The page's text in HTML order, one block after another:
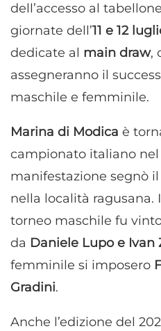
dell’accesso al
giornate dell’11 e 12
dedicate al main draw,
assegneranno il
maschile e femminile.
Marina di Modica è
campionato italiano nel
manifestazione segnò
nella località ragusana.
torneo maschile fu
da Daniele Lupo e Ivan
femminile si imposero
Gradini.
Anche l’edizione del